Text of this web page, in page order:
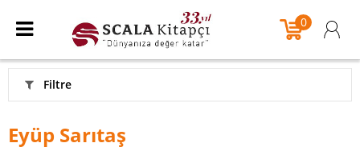
0
Filtre
Eyüp Sarıtaş